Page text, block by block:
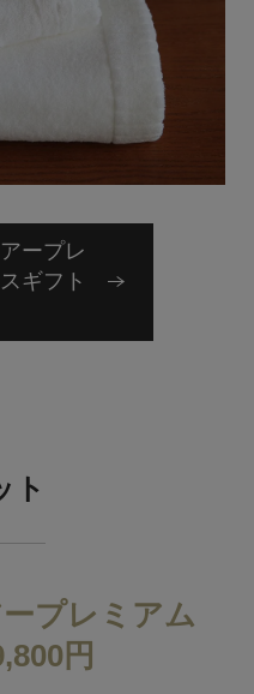
ープレ
ギフト
ト
プレミアム
円